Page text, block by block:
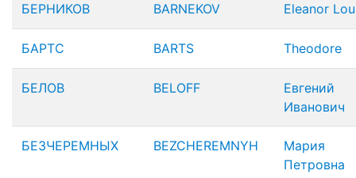
БЕРНИКОВ BARNEKOV Eleanor
БАРТС BARTS Theodore
БЕЛОВ BELOFF
Евгений
Иванович
БЕЗЧЕРЕМНЫХ BEZCHEREMNYH
Мария
Петровна